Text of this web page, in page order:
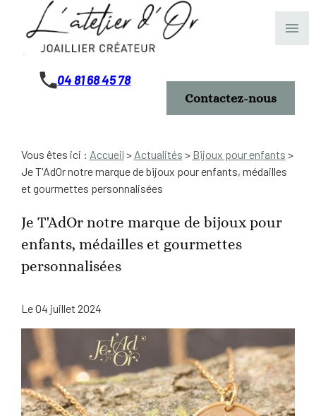
menu
04 81 68 45 78
Contactez-nous
Vous êtes ici : Accueil > Actualités > Bijoux pour enfants >
Je T'AdOr notre marque de bijoux pour enfants, médailles
et gourmettes personnalisées
Je T'AdOr notre marque de bijoux pour
enfants, médailles et gourmettes
personnalisées
Le04 juillet 2024
Panneau de gestion des cookies